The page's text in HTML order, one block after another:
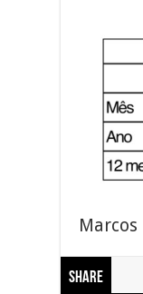
Marcos
Share